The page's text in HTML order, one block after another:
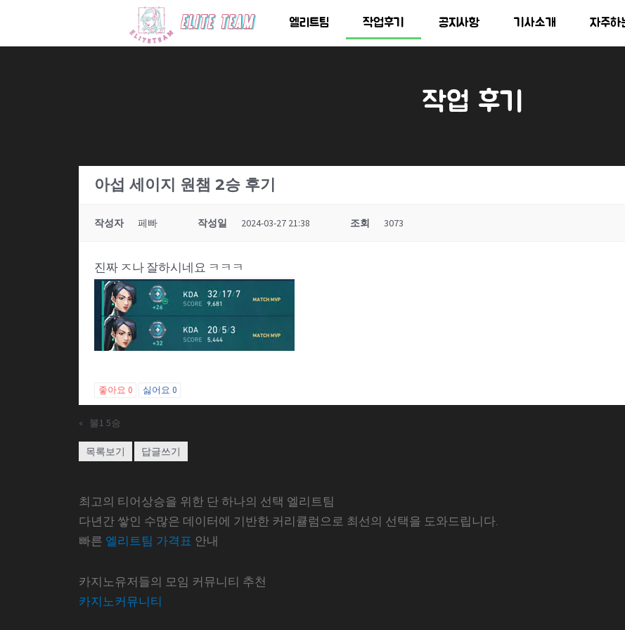
츠
엘리트팀 작업후기 공지사항 기사소개 자주하
작업 후기
아섭 세이지 원챔 2승 후기
작성자 페빠 작성일 2024-03-27 21:38 조회 3073
진짜 ㅈ나 잘하시네요 ㅋㅋㅋ
좋아요 0 싫어요 0
« 불1 5승
목록보기 답글쓰기
최고의 티어상승을 위한 단 하나의 선택 엘리트팀
다년간 쌓인 수많은 데이터에 기반한 커리큘럼으로 최선의 선택을 도와드립니다.
빠른 엘리트팀 가격표 안내
카지노유저들의 모임 커뮤니티 추천
카지노커뮤니티